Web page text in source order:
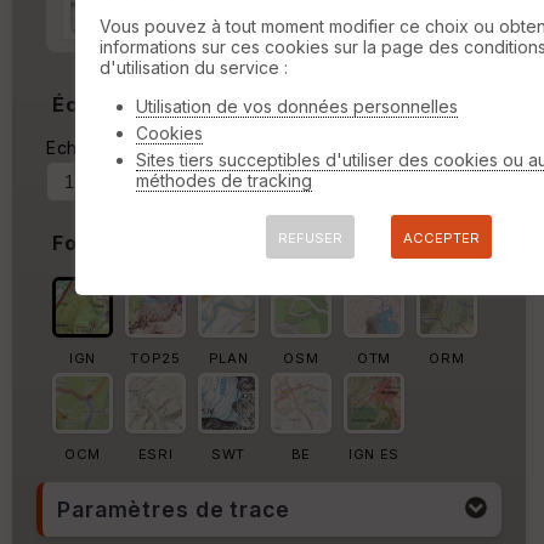
Marge autour de la trace
%
Échelle
Echelle actuelle : 1/208165
Fond de carte
IGN TOP25 PLAN OSM OTM ORM
OCM ESRI SWT BE IGN ES
Paramètres de trace
Vous pouvez à tout moment modifier ce choix ou
informations sur ces cookies sur la page des
d'utilisation du service :
Utilisation de vos données personnelles
Cookies
Sites tiers succeptibles d'utiliser des cookies ou
méthodes de tracking
REFUSER ACCEPTER